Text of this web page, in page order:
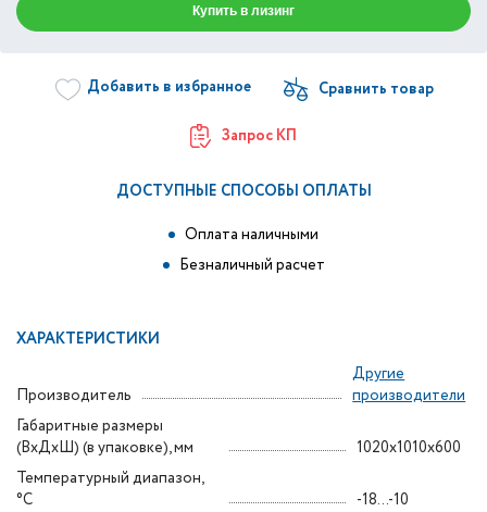
Купить в лизинг
Добавить в избранное
Запрос КП
ДОСТУПНЫЕ СПОСОБЫ ОПЛАТЫ
Оплата наличными
Безналичный расчет
ХАРАКТЕРИСТИКИ
Производитель
Другие
производители
Габаритные размеры
(ВxДxШ) (в упаковке), мм
1020x1010x600
Температурный диапазон,
°C
-18...-10